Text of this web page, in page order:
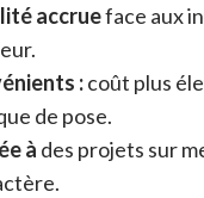
accrueface aux
:coût plus
de pose.
à des projets sur